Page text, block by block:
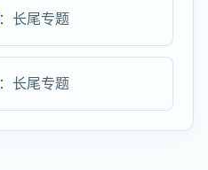
：长尾专题
：长尾专题